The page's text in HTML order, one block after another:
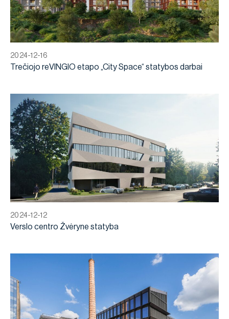
2024-12-16
Trečiojo reVINGIO etapo „City Space“ statybos darbai
2024-12-12
Verslo centro Žvėryne statyba